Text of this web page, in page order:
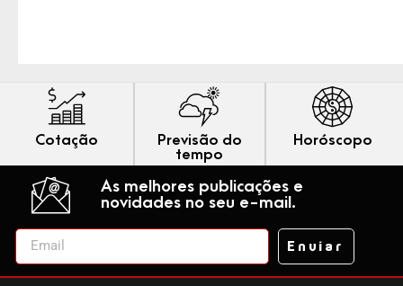
Cotação
Previsão do
tempo
Horóscopo
As melhores publicações e
novidades no seu e-mail.
Enviar